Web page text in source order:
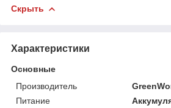
Скрыть
Характеристики
Основные
Производитель
Питание